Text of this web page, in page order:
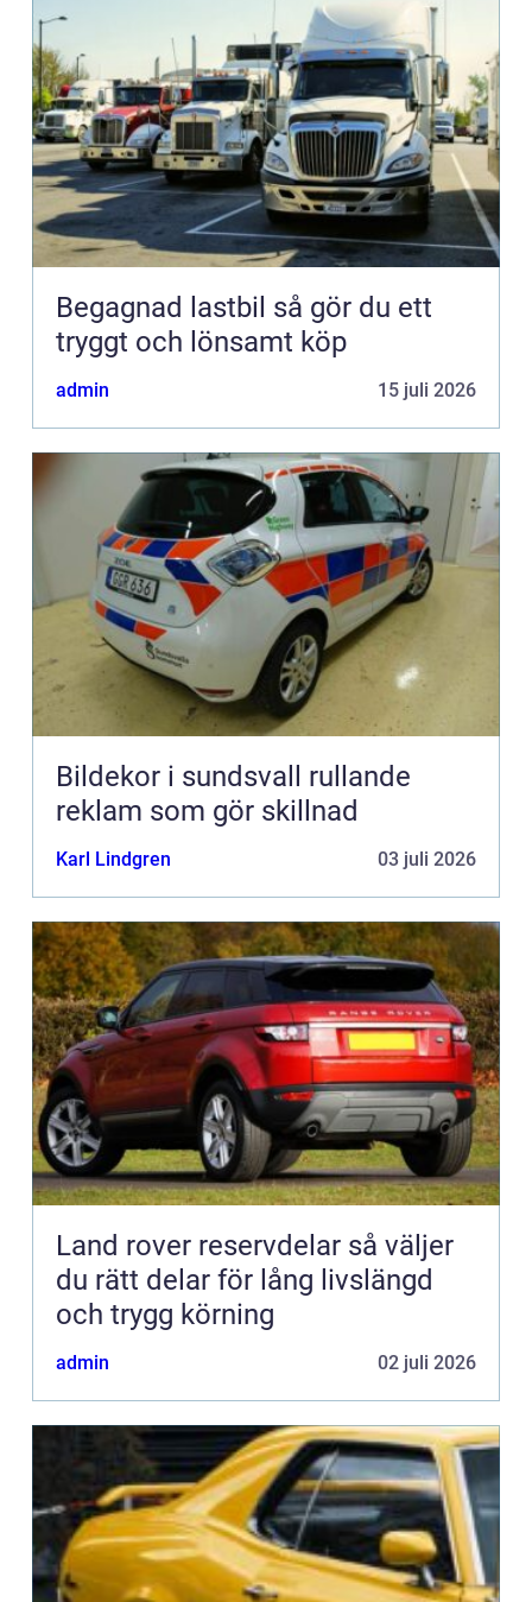
Begagnad lastbil så gör du ett
tryggt och lönsamt köp
admin 15 juli 2026
Bildekor i sundsvall rullande
reklam som gör skillnad
Karl Lindgren 03 juli 2026
Land rover reservdelar så väljer
du rätt delar för lång livslängd
och trygg körning
admin 02 juli 2026